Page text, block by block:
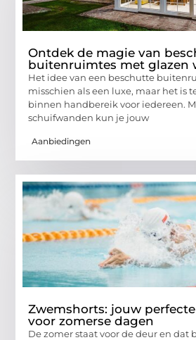
Ontdek de magie van
buitenruimtes met glazen
Het idee van een beschutte
misschien als een luxe, maar het is
binnen handbereik voor iedereen.
schuifwanden kun je jouw
Aanbiedingen
Zwemshorts: jouw
voor zomerse dagen
De zomer staat voor de deur en dat